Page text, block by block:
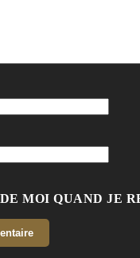
MOI QUAND JE